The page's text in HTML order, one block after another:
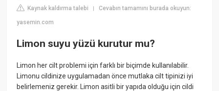
Kaynak kaldırma talebi |Cevabın tamamını burada okuyun:
yasemin.com
Limon suyu yüzü kurutur mu?
Limon her cilt problemi için farklı bir biçimde kullanılabilir.
Limonu cildinize uygulamadan önce mutlaka cilt tipinizi iyi
belirlemeniz gerekir. Limon asitli bir yapıda olduğu için cildi